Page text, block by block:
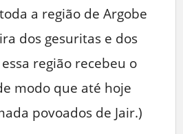
a região de Argobe
dos gesuritas e dos
região recebeu o
modo que até hoje
povoados de Jair.)